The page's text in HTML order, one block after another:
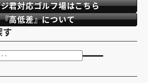
君対応ゴルフ場はこちら
『高低差』について
す